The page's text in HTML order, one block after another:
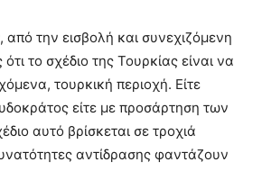
την εισβολή και συνεχιζόμενη
το σχέδιο της Τουρκίας είναι να
τουρκική περιοχή. Είτε
είτε με προσάρτηση των
αυτό βρίσκεται σε τροχιά
αντίδρασης φαντάζουν